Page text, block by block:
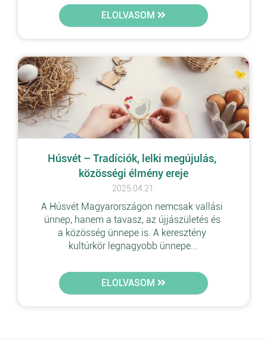
ELOLVASOM
Húsvét – Tradíciók, lelki megújulás,
közösségi élmény ereje
2025.04.21.
A Húsvét Magyarországon nemcsak vallási
ünnep, hanem a tavasz, az újjászületés és
a közösség ünnepe is. A keresztény
kultúrkör legnagyobb ünnepe...
ELOLVASOM